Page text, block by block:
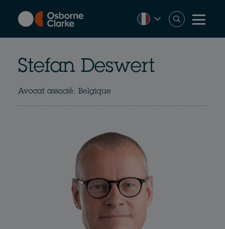
content
Stefan Deswert
Avocat associé, Belgique